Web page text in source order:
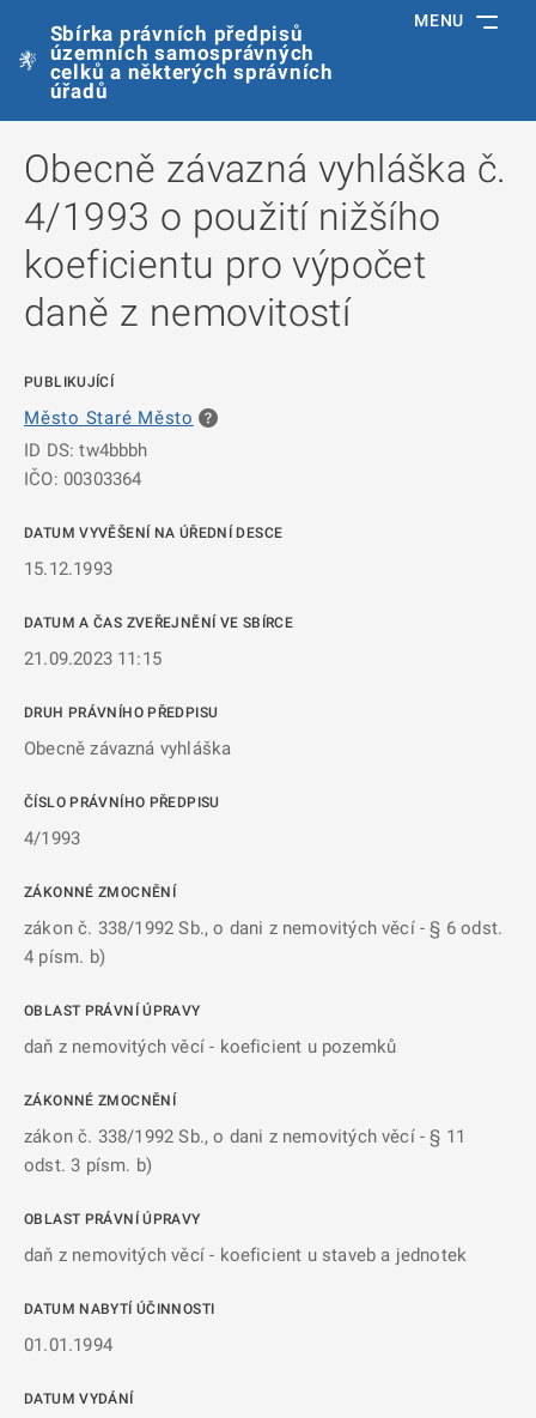
Sbírka právních předpisů
územních samosprávných
celků a některých správních
úřadů
MENU
Obecně závazná vyhláška č.
4/1993 o použití nižšího
koeficientu pro výpočet
daně z nemovitostí
PUBLIKUJÍCÍ
Město Staré Město
ID DS: tw4bbbh
IČO: 00303364
DATUM VYVĚŠENÍ NA ÚŘEDNÍ DESCE
15.12.1993
DATUM A ČAS ZVEŘEJNĚNÍ VE SBÍRCE
21.09.2023 11:15
DRUH PRÁVNÍHO PŘEDPISU
Obecně závazná vyhláška
ČÍSLO PRÁVNÍHO PŘEDPISU
4/1993
ZÁKONNÉ ZMOCNĚNÍ
zákon č. 338/1992 Sb., o dani z nemovitých věcí - § 6 odst.
4 písm. b)
OBLAST PRÁVNÍ ÚPRAVY
daň z nemovitých věcí - koeficient u pozemků
ZÁKONNÉ ZMOCNĚNÍ
zákon č. 338/1992 Sb., o dani z nemovitých věcí - § 11
odst. 3 písm. b)
OBLAST PRÁVNÍ ÚPRAVY
daň z nemovitých věcí - koeficient u staveb a jednotek
DATUM NABYTÍ ÚČINNOSTI
01.01.1994
DATUM VYDÁNÍ